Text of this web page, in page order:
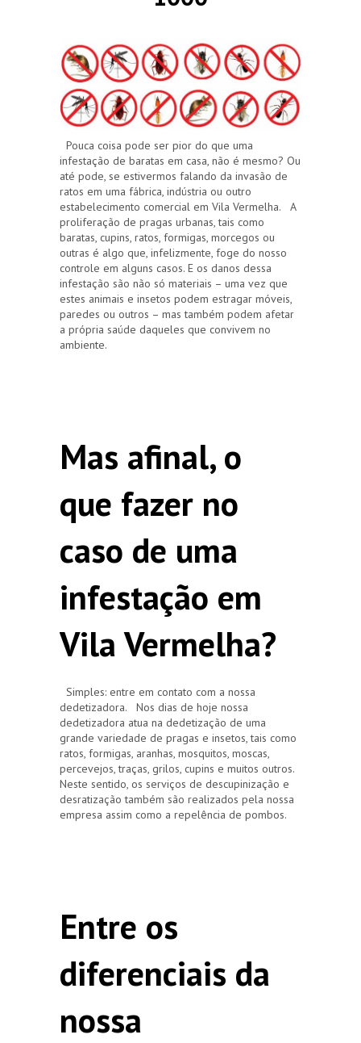
Pouca coisa pode ser pior do que uma
infestação de baratas em casa, não é mesmo? Ou
até pode, se estivermos falando da invasão de
ratos em uma fábrica, indústria ou outro
estabelecimento comercial em Vila Vermelha. A
proliferação de pragas urbanas, tais como
baratas, cupins, ratos, formigas, morcegos ou
outras é algo que, infelizmente, foge do nosso
controle em alguns casos. E os danos dessa
infestação são não só materiais – uma vez que
estes animais e insetos podem estragar móveis,
paredes ou outros – mas também podem afetar
a própria saúde daqueles que convivem no
ambiente.
Mas afinal, o
que fazer no
caso de uma
infestação em
Vila Vermelha?
Simples: entre em contato com a nossa
dedetizadora. Nos dias de hoje nossa
dedetizadora atua na dedetização de uma
grande variedade de pragas e insetos, tais como
ratos, formigas, aranhas, mosquitos, moscas,
percevejos, traças, grilos, cupins e muitos outros.
Neste sentido, os serviços de descupinização e
desratização também são realizados pela nossa
empresa assim como a repelência de pombos.
Entre os
diferenciais da
nossa